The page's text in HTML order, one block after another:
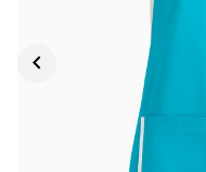
